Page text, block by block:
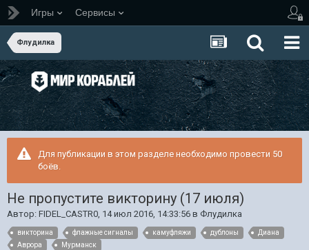
Игры Сервисы
Флудилка
Для публикации в этом разделе необходимо провести 50
боёв.
Не пропустите викторину (17 июля)
Автор: FIDEL_CASTR0, 14 июл 2016, 14:33:56 в Флудилка
викторина флажные сигналы камуфляжи дублоны
Диана
Аврора
Мурманск